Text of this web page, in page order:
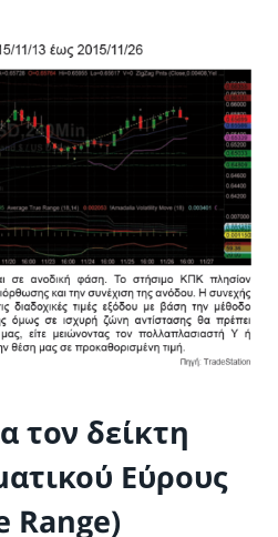
τον δείκτη
Εύρους
Range)